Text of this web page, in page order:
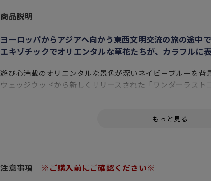
商品説明
ヨーロッパからアジアへ向かう東西文明交流の旅の途中
エキゾチックでオリエンタルな草花たちが、カラフルに
遊び心満載のオリエンタルな景色が深いネイビーブルーを背
ウェッジウッドから新しくリリースされた「ワンダーラス
ラフルに表現されています。自身のコレクションとして、ま
注意事項 ※ご購入前にご確認ください※